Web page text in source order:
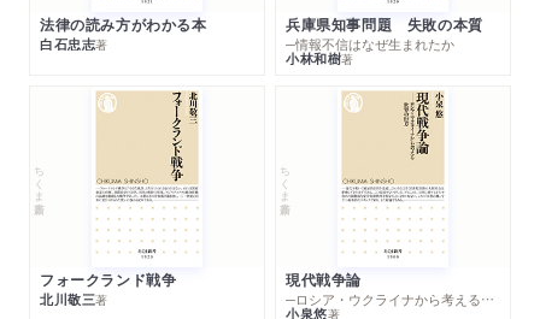
法律の読み方がわかる本
白石忠志著
兵庫県知事問題 失敗の本質
─情報不信はなぜ生まれたか
小林和樹著
ちくま新書
フォークランド戦争
北川敬三著
ちくま新書
現代戦争論
─ロシア・ウクライナから考える世界の行方
小泉悠著